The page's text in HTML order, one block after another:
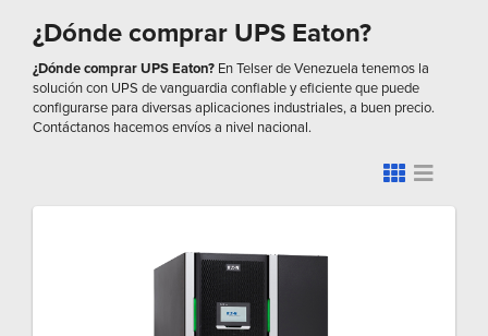
¿Dónde comprar UPS Eaton?
¿Dónde comprar UPS Eaton? En Telser de Venezuela tenemos la
solución con UPS de vanguardia confiable y eficiente que puede
configurarse para diversas aplicaciones industriales, a buen precio.
Contáctanos hacemos envíos a nivel nacional.